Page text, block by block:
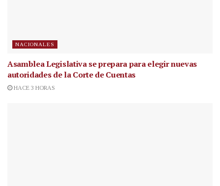
NACIONALES
Asamblea Legislativa se prepara para elegir nuevas
autoridades de la Corte de Cuentas
HACE 3 HORAS